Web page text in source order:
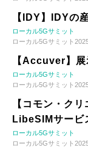
【IDY】IDYの
ローカル5Gサミット
ローカル5Gサミット
【Accuver】
ローカル5Gサミット
ローカル5Gサミット
【コモン・ク
LibeSIMサービ
ローカル5Gサミット
ローカル5Gサミット